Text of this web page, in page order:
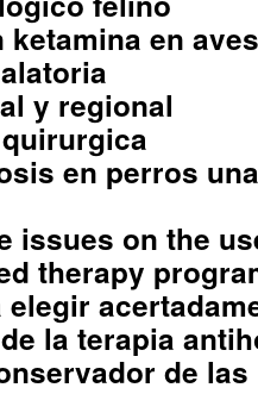
ketamina en
y regional
en perros
issues on the
therapy
la terapia
de